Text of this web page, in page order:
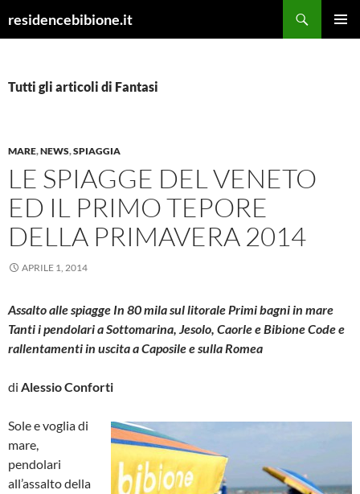
residencebibione.it
Tutti gli articoli di Fantasi
MARE,NEWS,SPIAGGIA
LE SPIAGGE DEL VENETO
ED IL PRIMO TEPORE
DELLA PRIMAVERA 2014
APRILE 1, 2014
Assalto alle spiagge In 80 mila sul litorale Primi bagni in mare
Tanti i pendolari a Sottomarina, Jesolo, Caorle e Bibione Code e
rallentamenti in uscita a Caposile e sulla Romea
di Alessio Conforti
Sole e voglia di
mare,
pendolari
all’assalto della